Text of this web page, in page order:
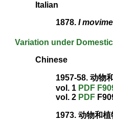
Italian
1878.I
Variation under
Chinese
1957-58. 动物
vol. 1 PDF
vol. 2 PDF
1973. 动物和